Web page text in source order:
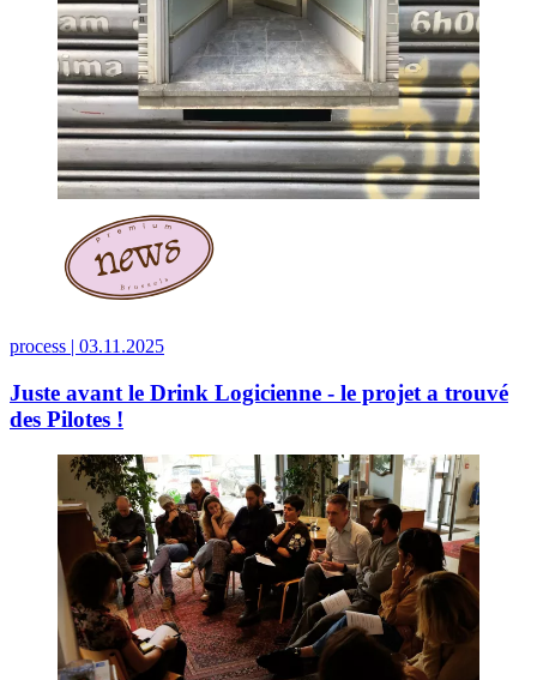
process | 03.11.2025
Juste avant le Drink Logicienne - le projet a trouvé
des Pilotes !